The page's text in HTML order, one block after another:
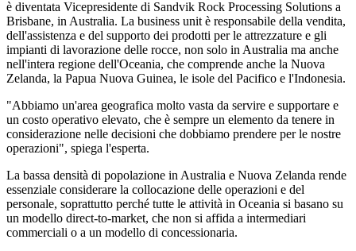
è diventata Vicepresidente di Sandvik Rock Processing Solutions a
Brisbane, in Australia. La business unit è responsabile della vendita,
dell'assistenza e del supporto dei prodotti per le attrezzature e gli
impianti di lavorazione delle rocce, non solo in Australia ma anche
nell'intera regione dell'Oceania, che comprende anche la Nuova
Zelanda, la Papua Nuova Guinea, le isole del Pacifico e l'Indonesia.
"Abbiamo un'area geografica molto vasta da servire e supportare e
un costo operativo elevato, che è sempre un elemento da tenere in
considerazione nelle decisioni che dobbiamo prendere per le nostre
operazioni", spiega l'esperta.
La bassa densità di popolazione in Australia e Nuova Zelanda rende
essenziale considerare la collocazione delle operazioni e del
personale, soprattutto perché tutte le attività in Oceania si basano su
un modello direct-to-market, che non si affida a intermediari
commerciali o a un modello di concessionaria.